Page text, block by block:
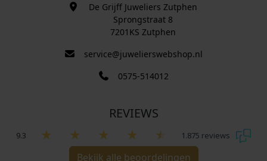
De Grijff Juweliers Zutphen
Sprongstraat 8
7201KS Zutphen
service@juwelierswebshop.nl
0575-514012
REVIEWS
9.3 1.875 reviews
Bekijk alle beoordelingen